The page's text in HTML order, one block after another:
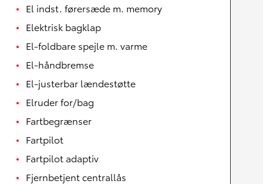
El indst. førersæde m. memory
Elektrisk bagklap
El-foldbare spejle m. varme
El-håndbremse
El-justerbar lændestøtte
Elruder for/bag
Fartbegrænser
Fartpilot
Fartpilot adaptiv
Fjernbetjent centrallås